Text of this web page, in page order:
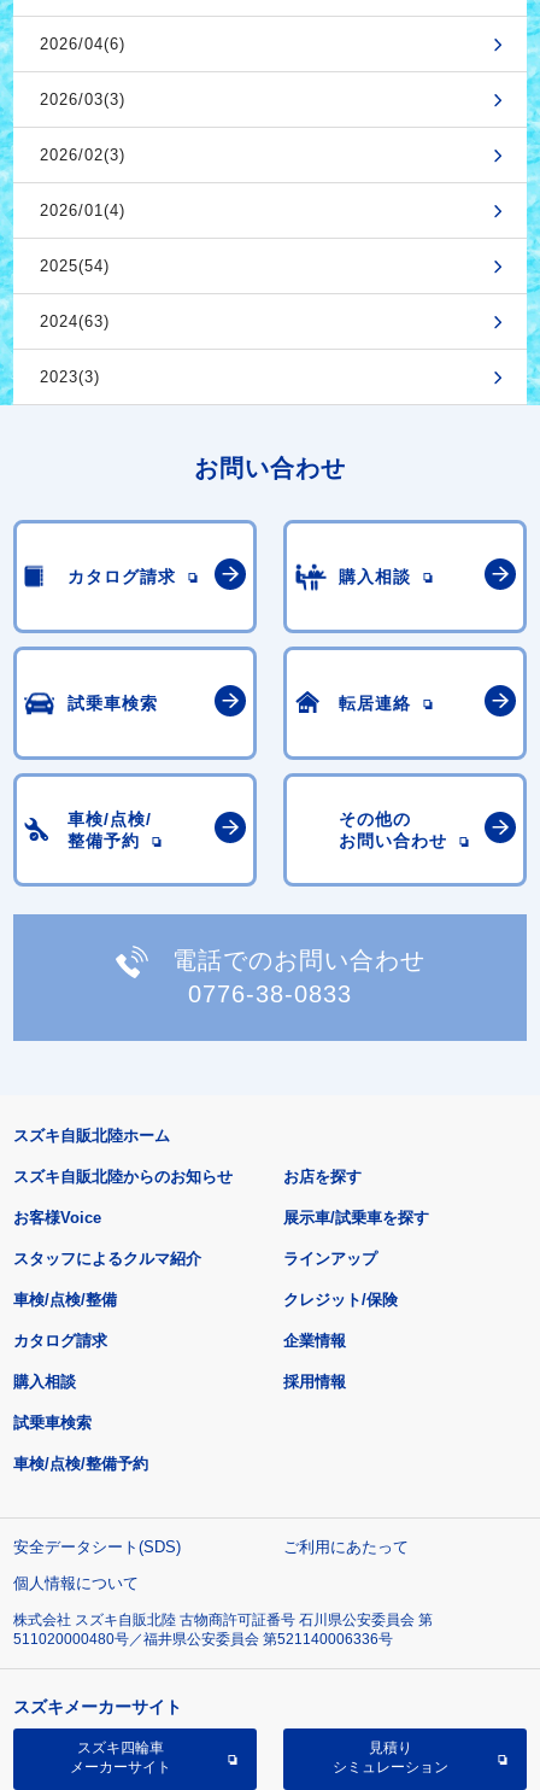
2026/04(6)
2026/03(3)
2026/02(3)
2026/01(4)
2025(54)
2024(63)
2023(3)
お問い合わせ
カタログ請求 購入相談
試乗車検索 転居連絡
車検/点検/
整備予約
その他の
お問い合わせ
電話でのお問い合わせ
0776-38-0833
スズキ自販北陸ホーム
スズキ自販北陸からのお知らせ
お客様Voice
スタッフによるクルマ紹介
お店を探す
展示車/試乗車を探す
ラインアップ
車検/点検/整備 クレジット/保険
カタログ請求
購入相談
試乗車検索
車検/点検/整備予約
企業情報
採用情報
安全データシート(SDS)
ご利用にあたって
個人情報について
株式会社 スズキ自販北陸 古物商許可証番号 石川県公安委員会 第
511020000480号／福井県公安委員会 第521140006336号
スズキメーカーサイト
スズキ四輪車
メーカーサイト
見積り
シミュレーション